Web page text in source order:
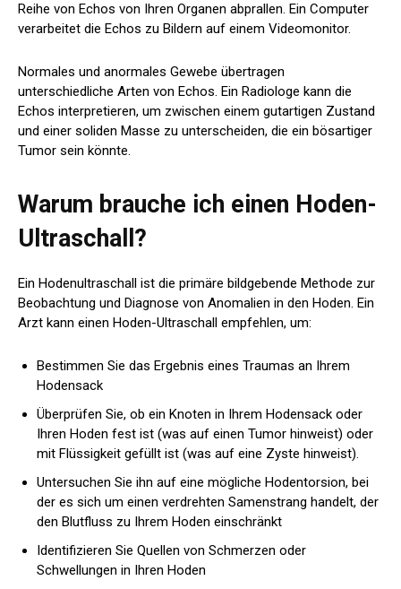
Reihe von Echos von Ihren Organen abprallen. Ein Computer
verarbeitet die Echos zu Bildern auf einem Videomonitor.
Normales und anormales Gewebe übertragen
unterschiedliche Arten von Echos. Ein Radiologe kann die
Echos interpretieren, um zwischen einem gutartigen Zustand
und einer soliden Masse zu unterscheiden, die ein bösartiger
Tumor sein könnte.
Warum brauche ich einen Hoden-
Ultraschall?
Ein Hodenultraschall ist die primäre bildgebende Methode zur
Beobachtung und Diagnose von Anomalien in den Hoden. Ein
Arzt kann einen Hoden-Ultraschall empfehlen, um:
Bestimmen Sie das Ergebnis eines Traumas an Ihrem
Hodensack
Überprüfen Sie, ob ein Knoten in Ihrem Hodensack oder
Ihren Hoden fest ist (was auf einen Tumor hinweist) oder
mit Flüssigkeit gefüllt ist (was auf eine Zyste hinweist).
Untersuchen Sie ihn auf eine mögliche Hodentorsion, bei
der es sich um einen verdrehten Samenstrang handelt, der
den Blutfluss zu Ihrem Hoden einschränkt
Identifizieren Sie Quellen von Schmerzen oder
Schwellungen in Ihren Hoden